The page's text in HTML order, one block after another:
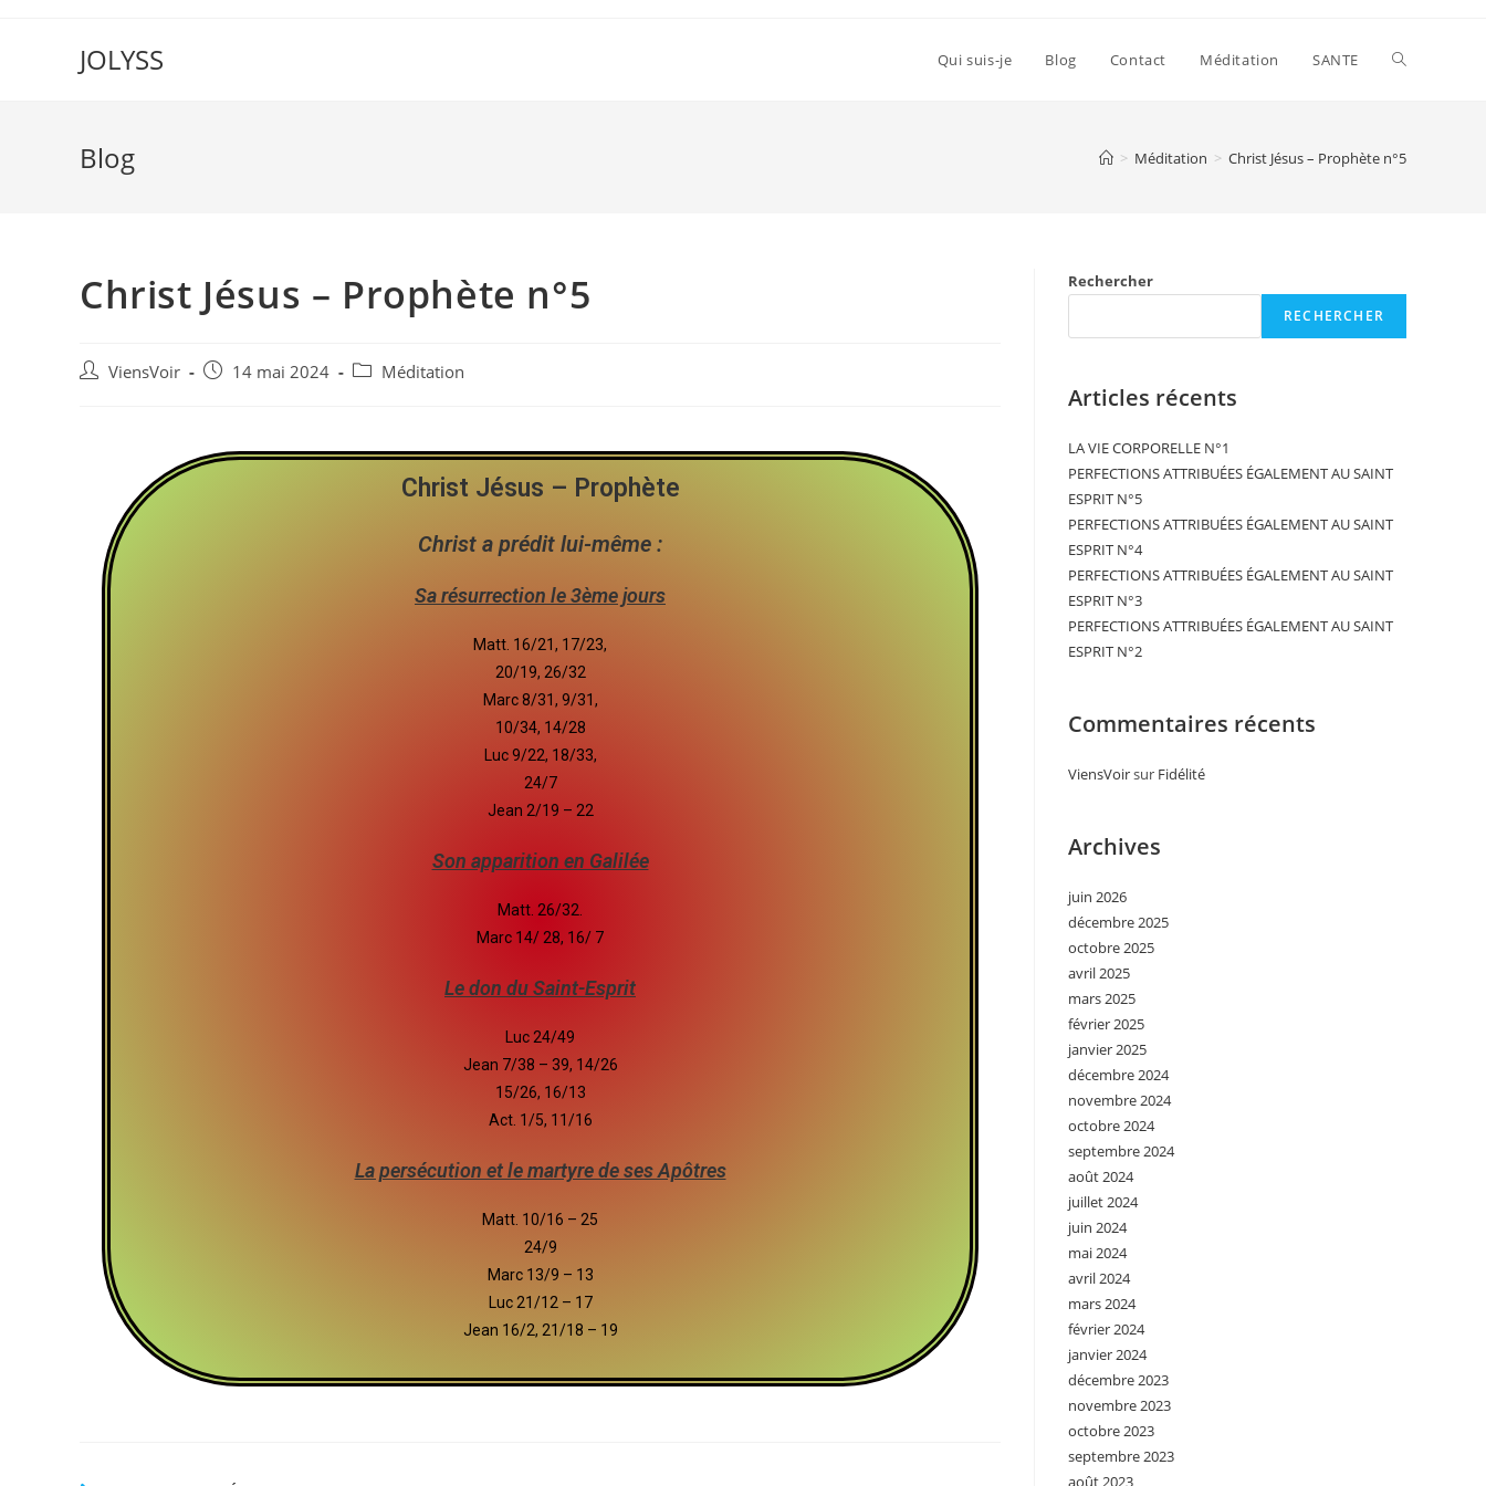
JOLYSS Qui suis-je Blog Contact Méditation SANTE
Blog > Méditation > Christ Jésus – Prophète n°5
Christ Jésus – Prophète n°5
ViensVoir 14 mai 2024 Méditation
Christ Jésus – Prophète
Christ a prédit lui-même :
Sa résurrection le 3ème jours
Matt. 16/21, 17/23,
20/19, 26/32
Marc 8/31, 9/31,
10/34, 14/28
Luc 9/22, 18/33,
24/7
Jean 2/19 – 22
Son apparition en Galilée
Matt. 26/32.
Marc 14/ 28, 16/ 7
Le don du Saint-Esprit
Luc 24/49
Jean 7/38 – 39, 14/26
15/26, 16/13
Act. 1/5, 11/16
La persécution et le martyre de ses Apôtres
Matt. 10/16 – 25
24/9
Marc 13/9 – 13
Luc 21/12 – 17
Jean 16/2, 21/18 – 19
Rechercher
RECHERCHER
Articles récents
LA VIE CORPORELLE N°1
PERFECTIONS ATTRIBUÉES ÉGALEMENT AU SAINT
ESPRIT N°5
PERFECTIONS ATTRIBUÉES ÉGALEMENT AU SAINT
ESPRIT N°4
PERFECTIONS ATTRIBUÉES ÉGALEMENT AU SAINT
ESPRIT N°3
PERFECTIONS ATTRIBUÉES ÉGALEMENT AU SAINT
ESPRIT N°2
Commentaires récents
ViensVoirsur Fidélité
Archives
juin 2026
décembre 2025
octobre 2025
avril 2025
mars 2025
février 2025
janvier 2025
décembre 2024
novembre 2024
octobre 2024
septembre 2024
août 2024
juillet 2024
juin 2024
mai 2024
avril 2024
mars 2024
février 2024
janvier 2024
décembre 2023
novembre 2023
octobre 2023
septembre 2023
août 2023